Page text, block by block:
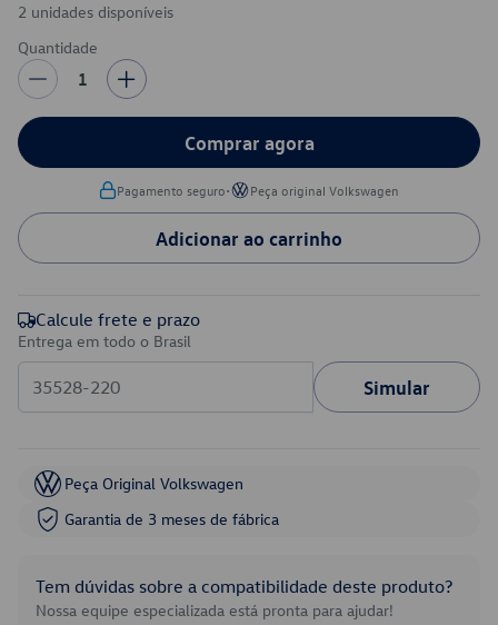
2 unidades disponíveis
Quantidade
1
Comprar agora
Pagamento seguro• Peça original Volkswagen
Adicionar ao carrinho
Calcule frete e prazo
Entrega em todo o Brasil
Simular
Peça Original Volkswagen
Garantia de 3 meses de fábrica
Tem dúvidas sobre a compatibilidade deste produto?
Nossa equipe especializada está pronta para ajudar!